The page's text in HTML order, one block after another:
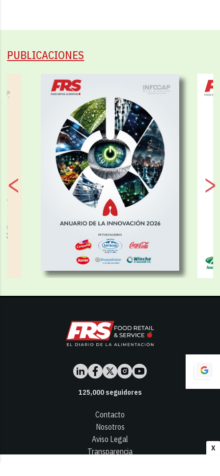
X
PUBLICACIONES
125,000seguidores
Contacto
Nosotros
Aviso Legal
Transparencia